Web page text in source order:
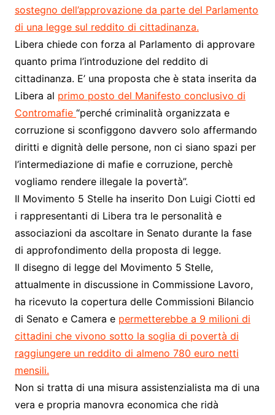
sostegno dell’approvazione da parte del Parlamento
di una legge sul reddito di cittadinanza.
Libera chiede con forza al Parlamento di approvare
quanto prima l’introduzione del reddito di
cittadinanza. E’ una proposta che è stata inserita da
Libera al primo posto del Manifesto conclusivo di
Contromafie “perché criminalità organizzata e
corruzione si sconfiggono davvero solo affermando
diritti e dignità delle persone, non ci siano spazi per
l’intermediazione di mafie e corruzione, perchè
vogliamo rendere illegale la povertà”.
Il Movimento 5 Stelle ha inserito Don Luigi Ciotti ed
i rappresentanti di Libera tra le personalità e
associazioni da ascoltare in Senato durante la fase
di approfondimento della proposta di legge.
Il disegno di legge del Movimento 5 Stelle,
attualmente in discussione in Commissione Lavoro,
ha ricevuto la copertura delle Commissioni Bilancio
di Senato e Camera e permetterebbe a 9 milioni di
cittadini che vivono sotto la soglia di povertà di
raggiungere un reddito di almeno 780 euro netti
mensili.
Non si tratta di una misura assistenzialista ma di una
vera e propria manovra economica che ridà